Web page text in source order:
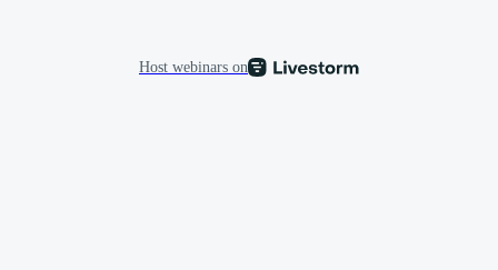
Host webinars on